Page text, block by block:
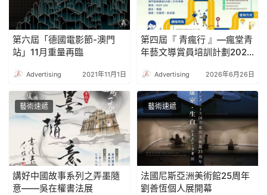
第六屆「德國電影節-澳門
站」11月重量再臨
Advertising 2021年11月1日
第四屆『 青瘋行 』—瘋堂青
年藝文導賞員培訓計劃2026
Advertising 2026年6月26日
藝術速遞
講好中國故事系列之弄墨隨
意——吳在權書法展
藝術速遞
法國尼斯亞洲美術館25周年
劉善恆個人展開幕